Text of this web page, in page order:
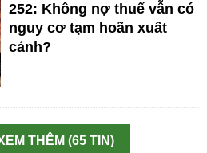
252: Không nợ thuế vẫn có
nguy cơ tạm hoãn xuất
cảnh?
THÊM (65 TIN)